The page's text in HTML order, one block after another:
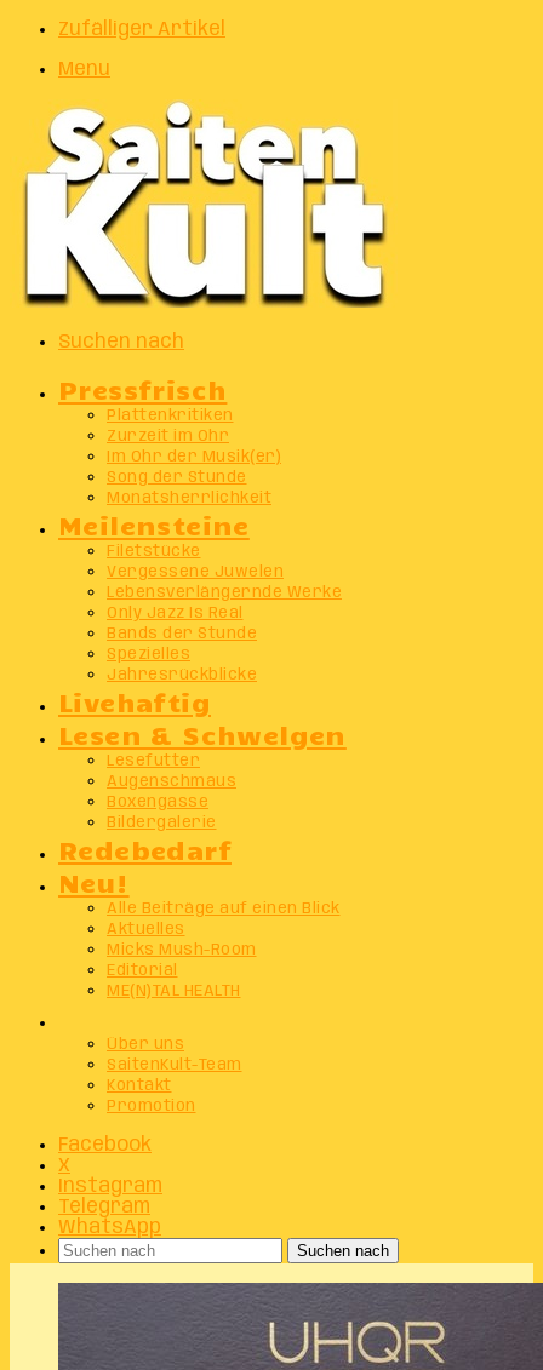
Zufälliger Artikel
Menu
Suchen nach
Pressfrisch
Plattenkritiken
Zurzeit im Ohr
Im Ohr der Musik(er)
Song der Stunde
Monatsherrlichkeit
Meilensteine
Filetstücke
Vergessene Juwelen
Lebensverlängernde Werke
Only Jazz Is Real
Bands der Stunde
Spezielles
Jahresrückblicke
Livehaftig
Lesen & Schwelgen
Lesefutter
Augenschmaus
Boxengasse
Bildergalerie
Redebedarf
Neu!
Alle Beiträge auf einen Blick
Aktuelles
Micks Mush-Room
Editorial
ME(N)TAL HEALTH
Über uns
SaitenKult-Team
Kontakt
Promotion
Facebook
X
Instagram
Telegram
WhatsApp
Suchen nach